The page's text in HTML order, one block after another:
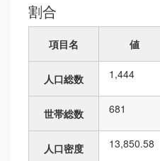
割合
項目名 値
人口総数 1,444
世帯総数 681
人口密度 13,850.58